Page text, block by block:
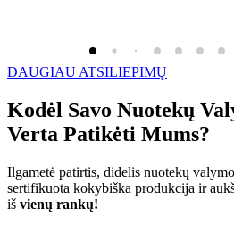
DAUGIAU ATSILIEPIMŲ
Kodėl Savo Nuotekų
Verta Patikėti Mums?
Ilgametė patirtis, didelis nuotekų
sertifikuota kokybiška produkcija ir
iš vienų rankų!